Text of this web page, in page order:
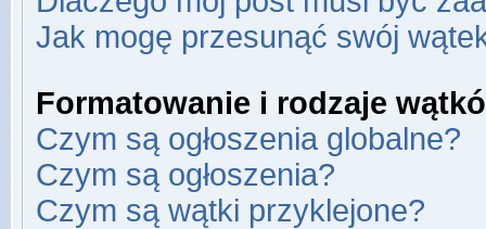
Jak mogę przesunąć swój
Formatowanie i rodzaje
Czym są ogłoszenia globalne?
Czym są ogłoszenia?
Czym są wątki przyklejone?